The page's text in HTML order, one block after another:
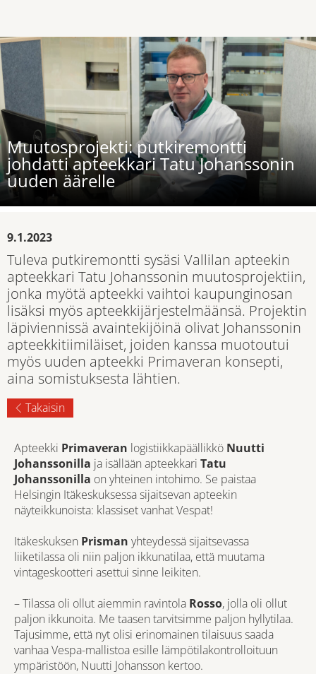
Muutosprojekti: putkiremontti
johdatti apteekkari Tatu Johanssonin
uuden äärelle
9.1.2023
Tuleva putkiremontti sysäsi Vallilan apteekin
apteekkari Tatu Johanssonin muutosprojektiin,
jonka myötä apteekki vaihtoi kaupunginosan
lisäksi myös apteekkijärjestelmäänsä. Projektin
läpiviennissä avaintekijöinä olivat Johanssonin
apteekkitiimiläiset, joiden kanssa muotoutui
myös uuden apteekki Primaveran konsepti,
aina somistuksesta lähtien.
Takaisin
Apteekki Primaveran logistiikkapäällikkö Nuutti
Johanssonilla ja isällään apteekkari Tatu
Johanssonilla on yhteinen intohimo. Se paistaa
Helsingin Itäkeskuksessa sijaitsevan apteekin
näyteikkunoista: klassiset vanhat Vespat!
Itäkeskuksen Prisman yhteydessä sijaitsevassa
liiketilassa oli niin paljon ikkunatilaa, että muutama
vintageskootteri asettui sinne leikiten.
– Tilassa oli ollut aiemmin ravintola Rosso, jolla oli ollut
paljon ikkunoita. Me taasen tarvitsimme paljon hyllytilaa.
Tajusimme, että nyt olisi erinomainen tilaisuus saada
vanhaa Vespa-mallistoa esille lämpötilakontrolloituun
ympäristöön, Nuutti Johansson kertoo.